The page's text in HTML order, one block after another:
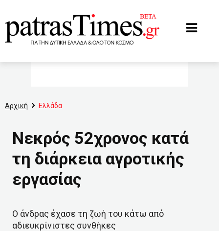
Αρχική Ελλάδα
Νεκρός 52χρονος κατά
τη διάρκεια αγροτικής
εργασίας
Ο άνδρας έχασε τη ζωή του κάτω από
αδιευκρίνιστες συνθήκες